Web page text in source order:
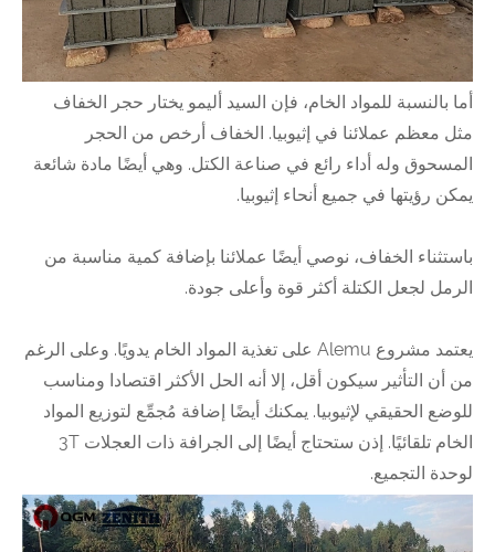
أما بالنسبة للمواد الخام، فإن السيد أليمو يختار حجر الخفاف
مثل معظم عملائنا في إثيوبيا. الخفاف أرخص من الحجر
المسحوق وله أداء رائع في صناعة الكتل. وهي أيضًا مادة شائعة
يمكن رؤيتها في جميع أنحاء إثيوبيا.
باستثناء الخفاف، نوصي أيضًا عملائنا بإضافة كمية مناسبة من
الرمل لجعل الكتلة أكثر قوة وأعلى جودة.
يعتمد مشروع Alemu على تغذية المواد الخام يدويًا. وعلى الرغم
من أن التأثير سيكون أقل، إلا أنه الحل الأكثر اقتصادا ومناسب
للوضع الحقيقي لإثيوبيا. يمكنك أيضًا إضافة مُجمِّع لتوزيع المواد
الخام تلقائيًا. إذن ستحتاج أيضًا إلى الجرافة ذات العجلات 3T
لوحدة التجميع.